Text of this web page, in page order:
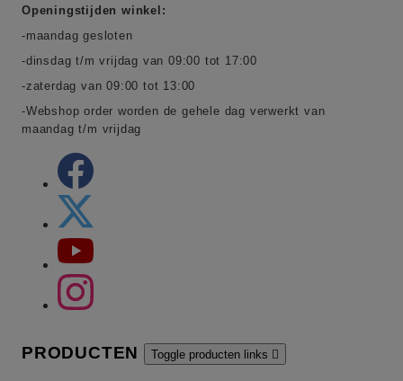
Openingstijden winkel:
-maandag gesloten
-dinsdag t/m vrijdag van 09:00 tot 17:00
-zaterdag van 09:00 tot 13:00
-Webshop order worden de gehele dag verwerkt van
maandag t/m vrijdag
PRODUCTEN Toggle producten links 